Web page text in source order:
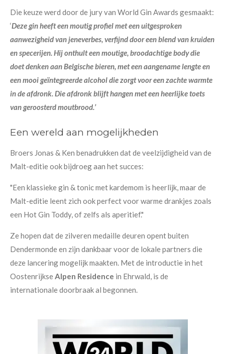
Die keuze werd door de jury van World Gin Awards gesmaakt:
‘Deze gin heeft een moutig profiel met een uitgesproken
aanwezigheid van jeneverbes, verfijnd door een blend van kruiden
en specerijen. Hij onthult een moutige, broodachtige body die
doet denken aan Belgische bieren, met een aangename lengte en
een mooi geïntegreerde alcohol die zorgt voor een zachte warmte
in de afdronk. Die afdronk blijft hangen met een heerlijke toets
van geroosterd moutbrood.’
Een wereld aan mogelijkheden
Broers Jonas & Ken benadrukken dat de veelzijdigheid van de
Malt-editie ook bijdroeg aan het succes:
"Een klassieke gin & tonic met kardemom is heerlijk, maar de
Malt-editie leent zich ook perfect voor warme drankjes zoals
een Hot Gin Toddy, of zelfs als aperitief."
Ze hopen dat de zilveren medaille deuren opent buiten
Dendermonde en zijn dankbaar voor de lokale partners die
deze lancering mogelijk maakten. Met de introductie in het
OostenrijkseAlpen Residence in Ehrwald, is de
internationale doorbraak al begonnen.